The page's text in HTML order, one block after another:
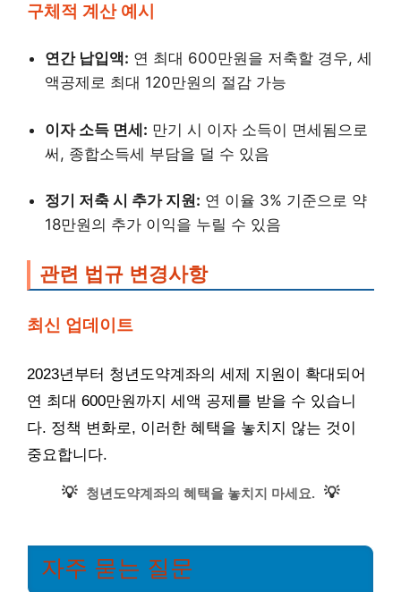
구체적 계산 예시
연간 납입액: 연 최대 600만원을 저축할 경우, 세
액공제로 최대 120만원의 절감 가능
이자 소득 면세: 만기 시 이자 소득이 면세됨으로
써, 종합소득세 부담을 덜 수 있음
정기 저축 시 추가 지원: 연 이율 3% 기준으로 약
18만원의 추가 이익을 누릴 수 있음
관련 법규 변경사항
최신 업데이트
2023년부터 청년도약계좌의 세제 지원이 확대되어
연 최대 600만원까지 세액 공제를 받을 수 있습니
다. 정책 변화로, 이러한 혜택을 놓치지 않는 것이
중요합니다.
💡 청년도약계좌의 혜택을 놓치지 마세요. 💡
자주 묻는 질문